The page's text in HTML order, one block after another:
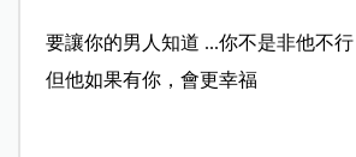
要讓你的男人知道 ...你不是非他不行
但他如果有你，會更幸福